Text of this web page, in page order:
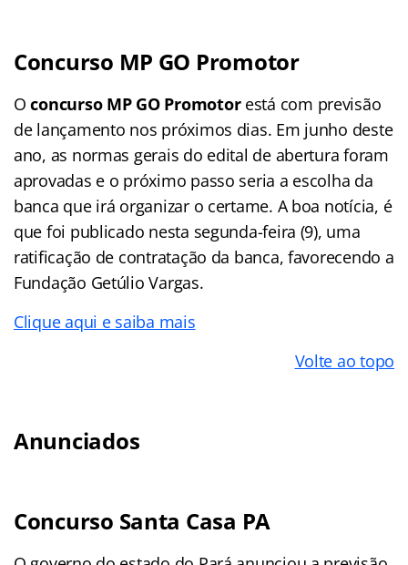
Concurso MP GO Promotor
Oconcurso MP GO Promotorestá com previsão
de lançamento nos próximos dias. Em junho deste
ano, as normas gerais do edital de abertura foram
aprovadas e o próximo passo seria a escolha da
banca que irá organizar o certame. A boa notícia, é
que foi publicado nesta segunda-feira (9), uma
ratificação de contratação da banca, favorecendo a
Fundação Getúlio Vargas.
Clique aqui e saiba mais
Volte ao topo
Anunciados
Concurso Santa Casa PA